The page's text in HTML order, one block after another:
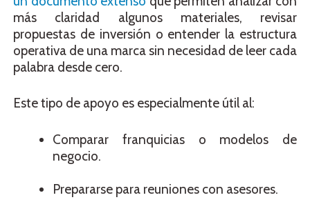
más claridad algunos materiales, revisar
propuestas de inversión o entender la estructura
operativa de una marca sin necesidad de leer cada
palabra desde cero.
Este tipo de apoyo es especialmente útil al:
Comparar franquicias o modelos de
negocio.
Prepararse para reuniones con asesores.